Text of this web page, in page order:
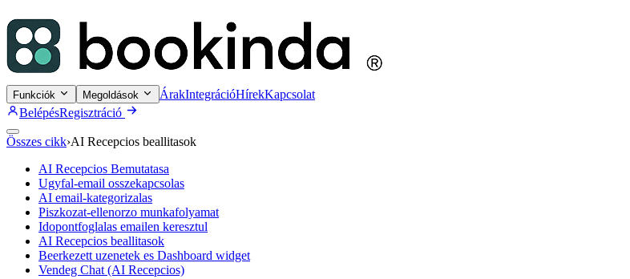
Funkciók Megoldások ÁrakIntegrációHírekKapcsolat
BelépésRegisztráció
Összes cikk›AI Recepcios beallitasok
AI Recepcios Bemutatasa
Ugyfal-email osszekapcsolas
AI email-kategorizalas
Piszkozat-ellenorzo munkafolyamat
Idopontfoglalas emailen keresztul
AI Recepcios beallitasok
Beerkezett uzenetek es Dashboard widget
Vendeg Chat (AI Recepcios)